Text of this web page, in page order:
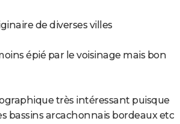
de diverses villes
épié par le voisinage mais bon
très intéressant puisque
bassins arcachonnais bordeaux etc